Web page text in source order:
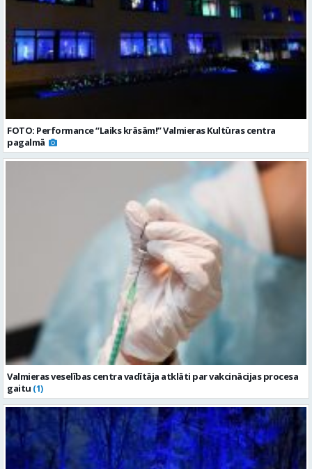
FOTO: Performance “Laiks krāsām!” Valmieras Kultūras centra
pagalmā
Valmieras veselības centra vadītāja atklāti par vakcinācijas procesa
gaitu (1)